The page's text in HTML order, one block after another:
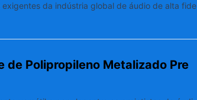
da indústria global de áudio de alta fide
de Polipropileno Metalizado Pre